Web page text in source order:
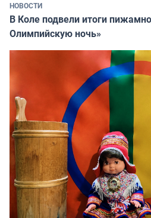
НОВОСТИ
В Коле подвели итоги
Олимпийскую ночь»